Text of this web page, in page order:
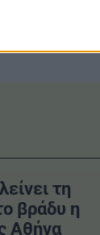
τη
βράδυ η
Αθήνα